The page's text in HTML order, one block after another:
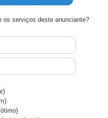
os serviços deste anunciante?